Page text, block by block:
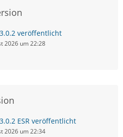
veröffentlicht
2026 um 22:28
ESR veröffentlicht
2026 um 22:34